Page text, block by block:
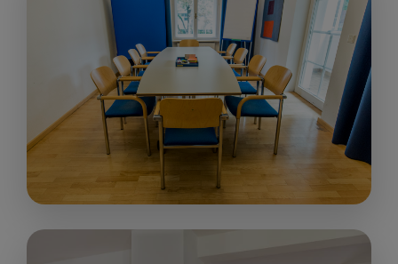
people
„Gesprächsraum Grün/Blau “